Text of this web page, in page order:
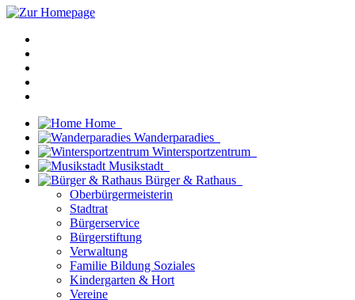
Home
Wanderparadies
Wintersportzentrum
Musikstadt
Bürger & Rathaus
Oberbürgermeisterin
Stadtrat
Bürgerservice
Bürgerstiftung
Verwaltung
Familie Bildung Soziales
Kindergarten & Hort
Vereine